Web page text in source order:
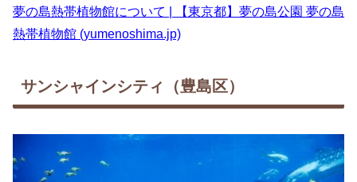
夢の島熱帯植物館について | 【東京都】夢の島公園 夢の島
熱帯植物館 (yumenoshima.jp)
サンシャインシティ（豊島区）